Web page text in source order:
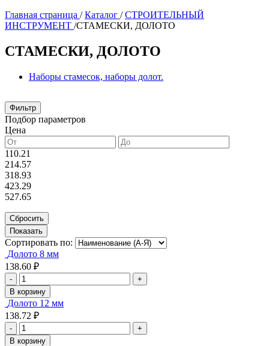
Главная страница / Каталог / СТРОИТЕЛЬНЫЙ
ИНСТРУМЕНТ /СТАМЕСКИ, ДОЛОТО
СТАМЕСКИ, ДОЛОТО
Наборы стамесок, наборы долот.
Фильтр
Подбор параметров
Цена
110.21
214.57
318.93
423.29
527.65
Сортировать по:
Долото 8 мм
138.60 ₽
-
+
В корзину
Долото 12 мм
138.72 ₽
-
+
В корзину